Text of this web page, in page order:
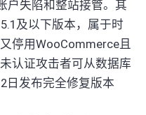
户失陷和整站接管。其
及以下版本，属于时
停用WooCommerce且
认证攻击者可从数据库
日发布完全修复版本